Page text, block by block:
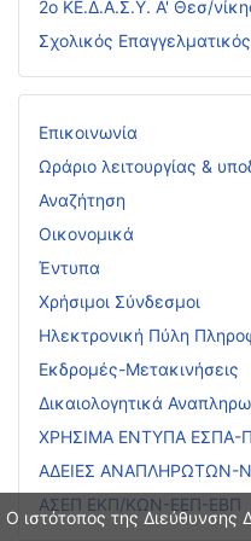
Ο ιστότοπος της Διεύθυνσης
2ο ΚΕ.Δ.Α.Σ.Υ. Α' Θεσ/
Σχολικός
Επικοινωνία
Ωράριο λειτουργίας &
Αναζήτηση
Οικονομικά
Έντυπα
Χρήσιμοι Σύνδεσμοι
Ηλεκτρονική Πύλη
Εκδρομές-Μετακινήσεις
Δικαιολογητικά
ΧΡΗΣΙΜΑ ΕΝΤΥΠΑ ΕΣΠΑ-
ΑΔΕΙΕΣ ΑΝΑΠΛΗΡΩΤΩΝ-
ΑΣΕΠ ΕΚΠ/ΚΩΝ-ΕΕΠ-ΕΒΠ